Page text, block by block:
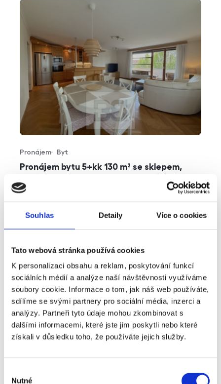
Souhlas Detaily Více o cookies
Tato webová stránka používá cookies
K personalizaci obsahu a reklam, poskytování funkcí
sociálních médií a analýze naší návštěvnosti využíváme
soubory cookie. Informace o tom, jak náš web používáte,
sdílíme se svými partnery pro sociální média, inzerci a
analýzy. Partneři tyto údaje mohou zkombinovat s
dalšími informacemi, které jste jim poskytli nebo které
získali v důsledku toho, že používáte jejich služby.
Nutné
Pronájem bytu 5+kk 130 m² se sklepem,
Typ nabídky
Pronájem
Typ nemovitosti
Byt
funkce
parkování sklep výtah
cena
49 000 Kč